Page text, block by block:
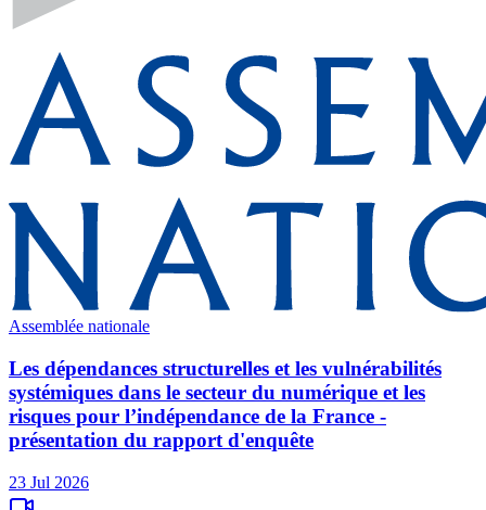
Assemblée nationale
Les dépendances structurelles et les vulnérabilités
systémiques dans le secteur du numérique et les
risques pour l’indépendance de la France -
présentation du rapport d'enquête
23 Jul 2026